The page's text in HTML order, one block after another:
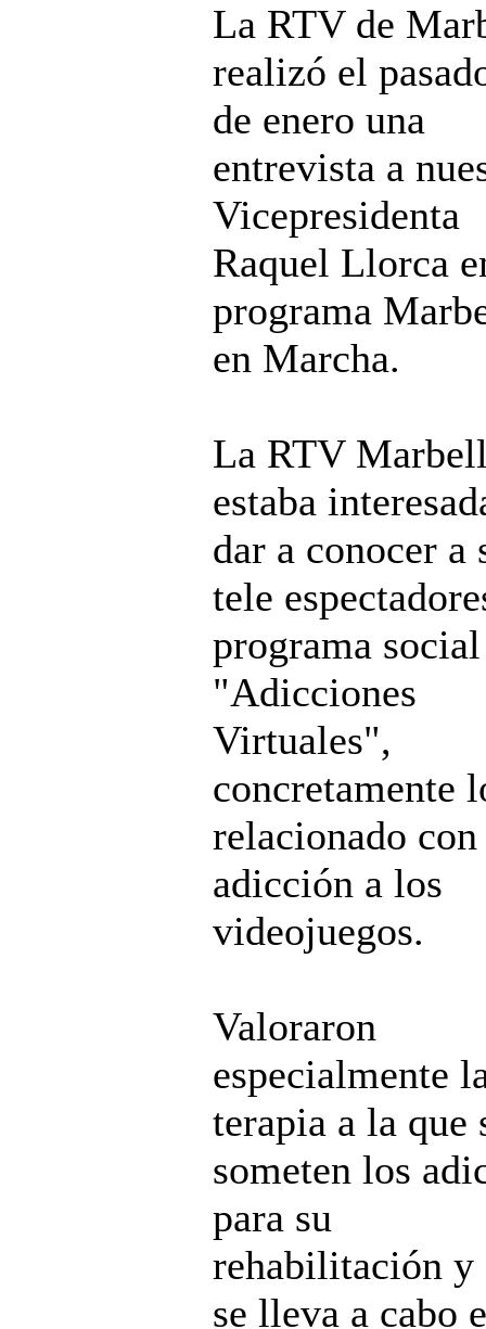
La RTV de
realizó el
de enero una
entrevista a
Vicepresidenta
Raquel Llorca
programa
en Marcha.
La RTV
estaba
dar a conocer a
tele
programa social
"Adicciones
Virtuales",
concretamente
relacionado
adicción a los
videojuegos.
Valoraron
especialmente
terapia a la que
someten los
para su
rehabilitación y
se lleva a cabo